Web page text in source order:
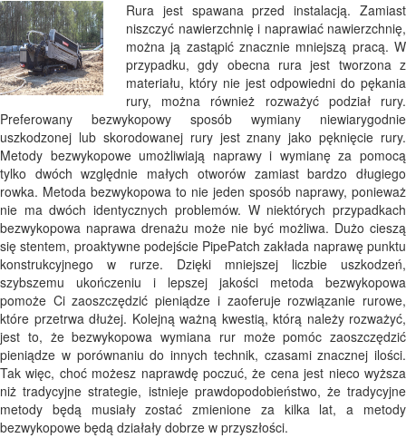
Rura jest spawana przed instalacją. Zamiast
niszczyć nawierzchnię i naprawiać nawierzchnię,
można ją zastąpić znacznie mniejszą pracą. W
przypadku, gdy obecna rura jest tworzona z
materiału, który nie jest odpowiedni do pękania
rury, można również rozważyć podział rury.
Preferowany bezwykopowy sposób wymiany niewiarygodnie
uszkodzonej lub skorodowanej rury jest znany jako pęknięcie rury.
Metody bezwykopowe umożliwiają naprawy i wymianę za pomocą
tylko dwóch względnie małych otworów zamiast bardzo długiego
rowka. Metoda bezwykopowa to nie jeden sposób naprawy, ponieważ
nie ma dwóch identycznych problemów. W niektórych przypadkach
bezwykopowa naprawa drenażu może nie być możliwa. Dużo cieszą
się stentem, proaktywne podejście PipePatch zakłada naprawę punktu
konstrukcyjnego w rurze. Dzięki mniejszej liczbie uszkodzeń,
szybszemu ukończeniu i lepszej jakości metoda bezwykopowa
pomoże Ci zaoszczędzić pieniądze i zaoferuje rozwiązanie rurowe,
które przetrwa dłużej. Kolejną ważną kwestią, którą należy rozważyć,
jest to, że bezwykopowa wymiana rur może pomóc zaoszczędzić
pieniądze w porównaniu do innych technik, czasami znacznej ilości.
Tak więc, choć możesz naprawdę poczuć, że cena jest nieco wyższa
niż tradycyjne strategie, istnieje prawdopodobieństwo, że tradycyjne
metody będą musiały zostać zmienione za kilka lat, a metody
bezwykopowe będą działały dobrze w przyszłości.